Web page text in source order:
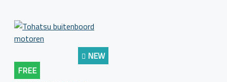
NEW
FREE